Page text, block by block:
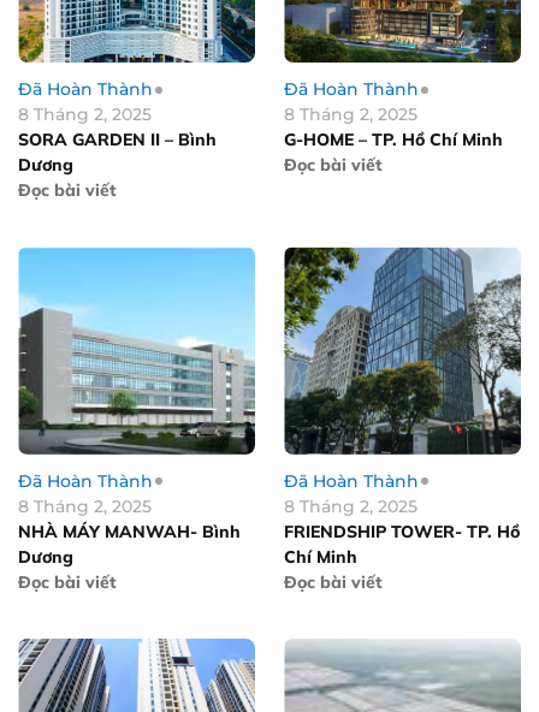
Đã Hoàn Thành
8 Tháng 2, 2025
SORA GARDEN II – Bình
Dương
Đọc bài viết
Đã Hoàn Thành
8 Tháng 2, 2025
G-HOME – TP. Hồ Chí Minh
Đọc bài viết
Đã Hoàn Thành
8 Tháng 2, 2025
NHÀ MÁY MANWAH- Bình
Dương
Đọc bài viết
Đã Hoàn Thành
8 Tháng 2, 2025
FRIENDSHIP TOWER- TP. Hồ
Chí Minh
Đọc bài viết